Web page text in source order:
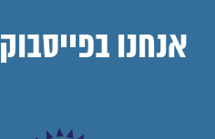
אנחנו בפייסבוק